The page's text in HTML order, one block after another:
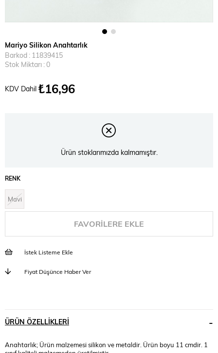
Mariyo Silikon Anahtarlık
Barkod : 11839415
Stok Miktarı :0
KDV Dahil ₺16,96
Ürün stoklarımızda kalmamıştır.
RENK
Mavi
FAVORILERE EKLE
İstek Listeme Ekle
Fiyat Düşünce Haber Ver
ÜRÜN ÖZELLIKLERI
Anahtarlık; Ürün malzemesi silikon ve metaldir. Ürün boyu 11 cmdir. 1